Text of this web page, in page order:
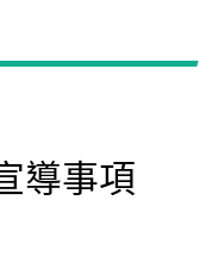
導事項